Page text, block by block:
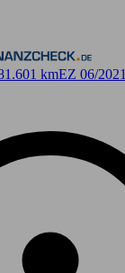
kmEZ 06/2021